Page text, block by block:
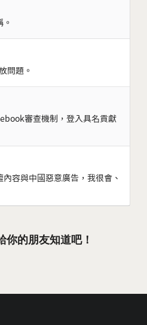
問題。
審查機制，登入具名貢獻
容與中國惡意廣告，我很會、
你的朋友知道吧！